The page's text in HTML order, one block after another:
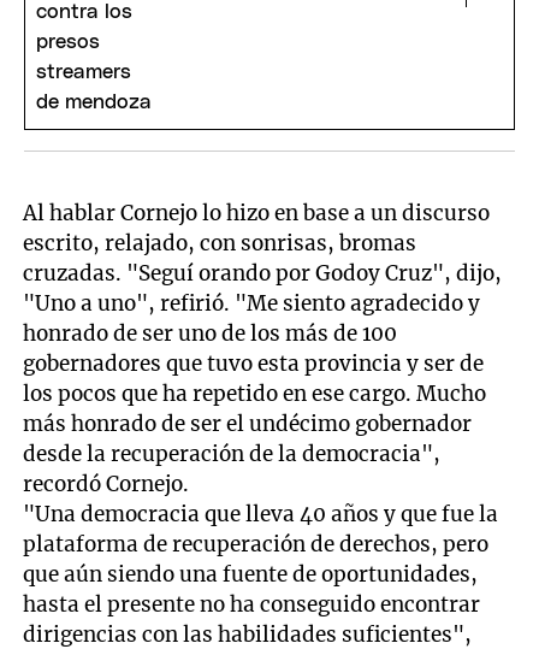
Al hablar Cornejo lo hizo en base a un discurso
escrito, relajado, con sonrisas, bromas
cruzadas. "Seguí orando por Godoy Cruz", dijo,
"Uno a uno", refirió. "Me siento agradecido y
honrado de ser uno de los más de 100
gobernadores que tuvo esta provincia y ser de
los pocos que ha repetido en ese cargo. Mucho
más honrado de ser el undécimo gobernador
desde la recuperación de la democracia",
recordó Cornejo.
"Una democracia que lleva 40 años y que fue la
plataforma de recuperación de derechos, pero
que aún siendo una fuente de oportunidades,
hasta el presente no ha conseguido encontrar
dirigencias con las habilidades suficientes",